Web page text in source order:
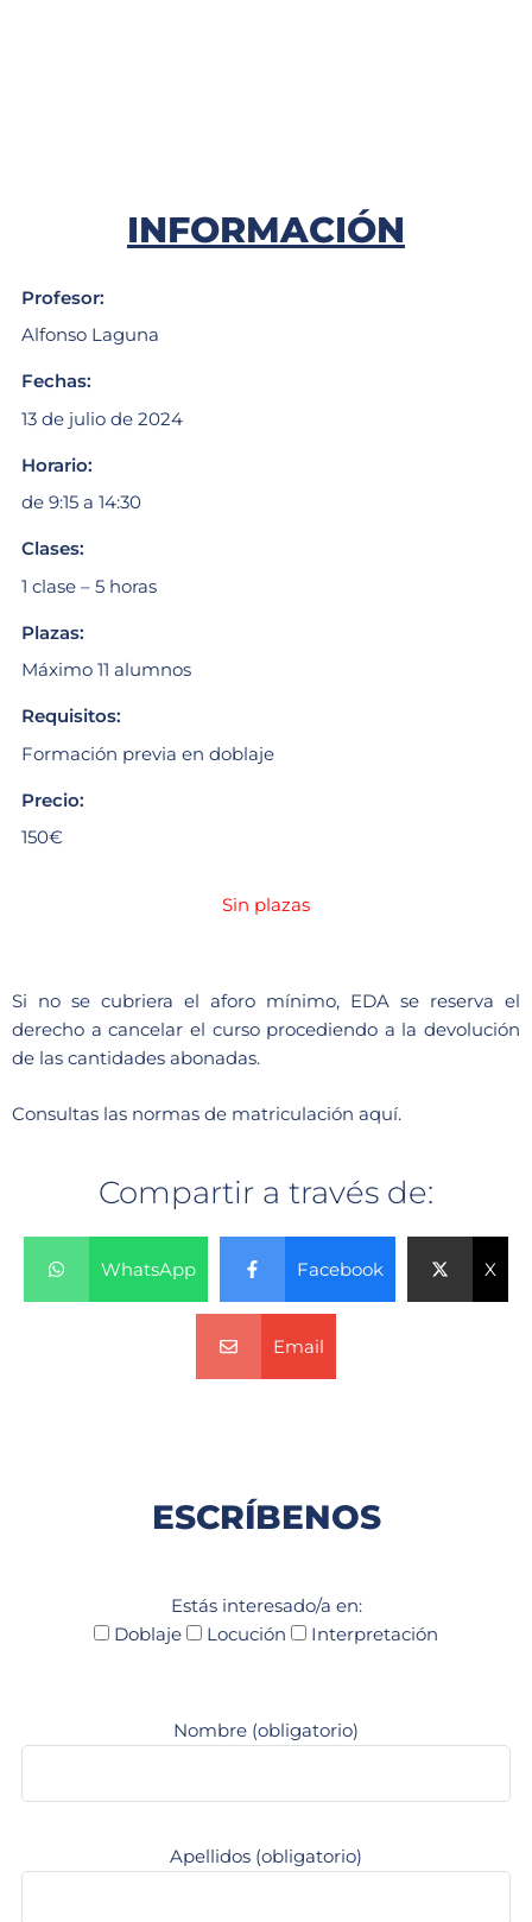
INFORMACIÓN
Profesor:
Alfonso Laguna
Fechas:
13 de julio de 2024
Horario:
de 9:15 a 14:30
Clases:
1 clase – 5 horas
Plazas:
Máximo 11 alumnos
Requisitos:
Formación previa en doblaje
Precio:
150€
Sin plazas
Si no se cubriera el aforo mínimo, EDA se reserva el
derecho a cancelar el curso procediendo a la devolución
de las cantidades abonadas.
Consultas las normas de matriculación aquí.
Compartir a través de:
WhatsApp Facebook X
Email
ESCRÍBENOS
Estás interesado/a en:
Doblaje
Locución Interpretación
Nombre (obligatorio)
Apellidos (obligatorio)